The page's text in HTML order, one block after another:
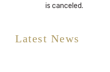
is canceled.
Latest News